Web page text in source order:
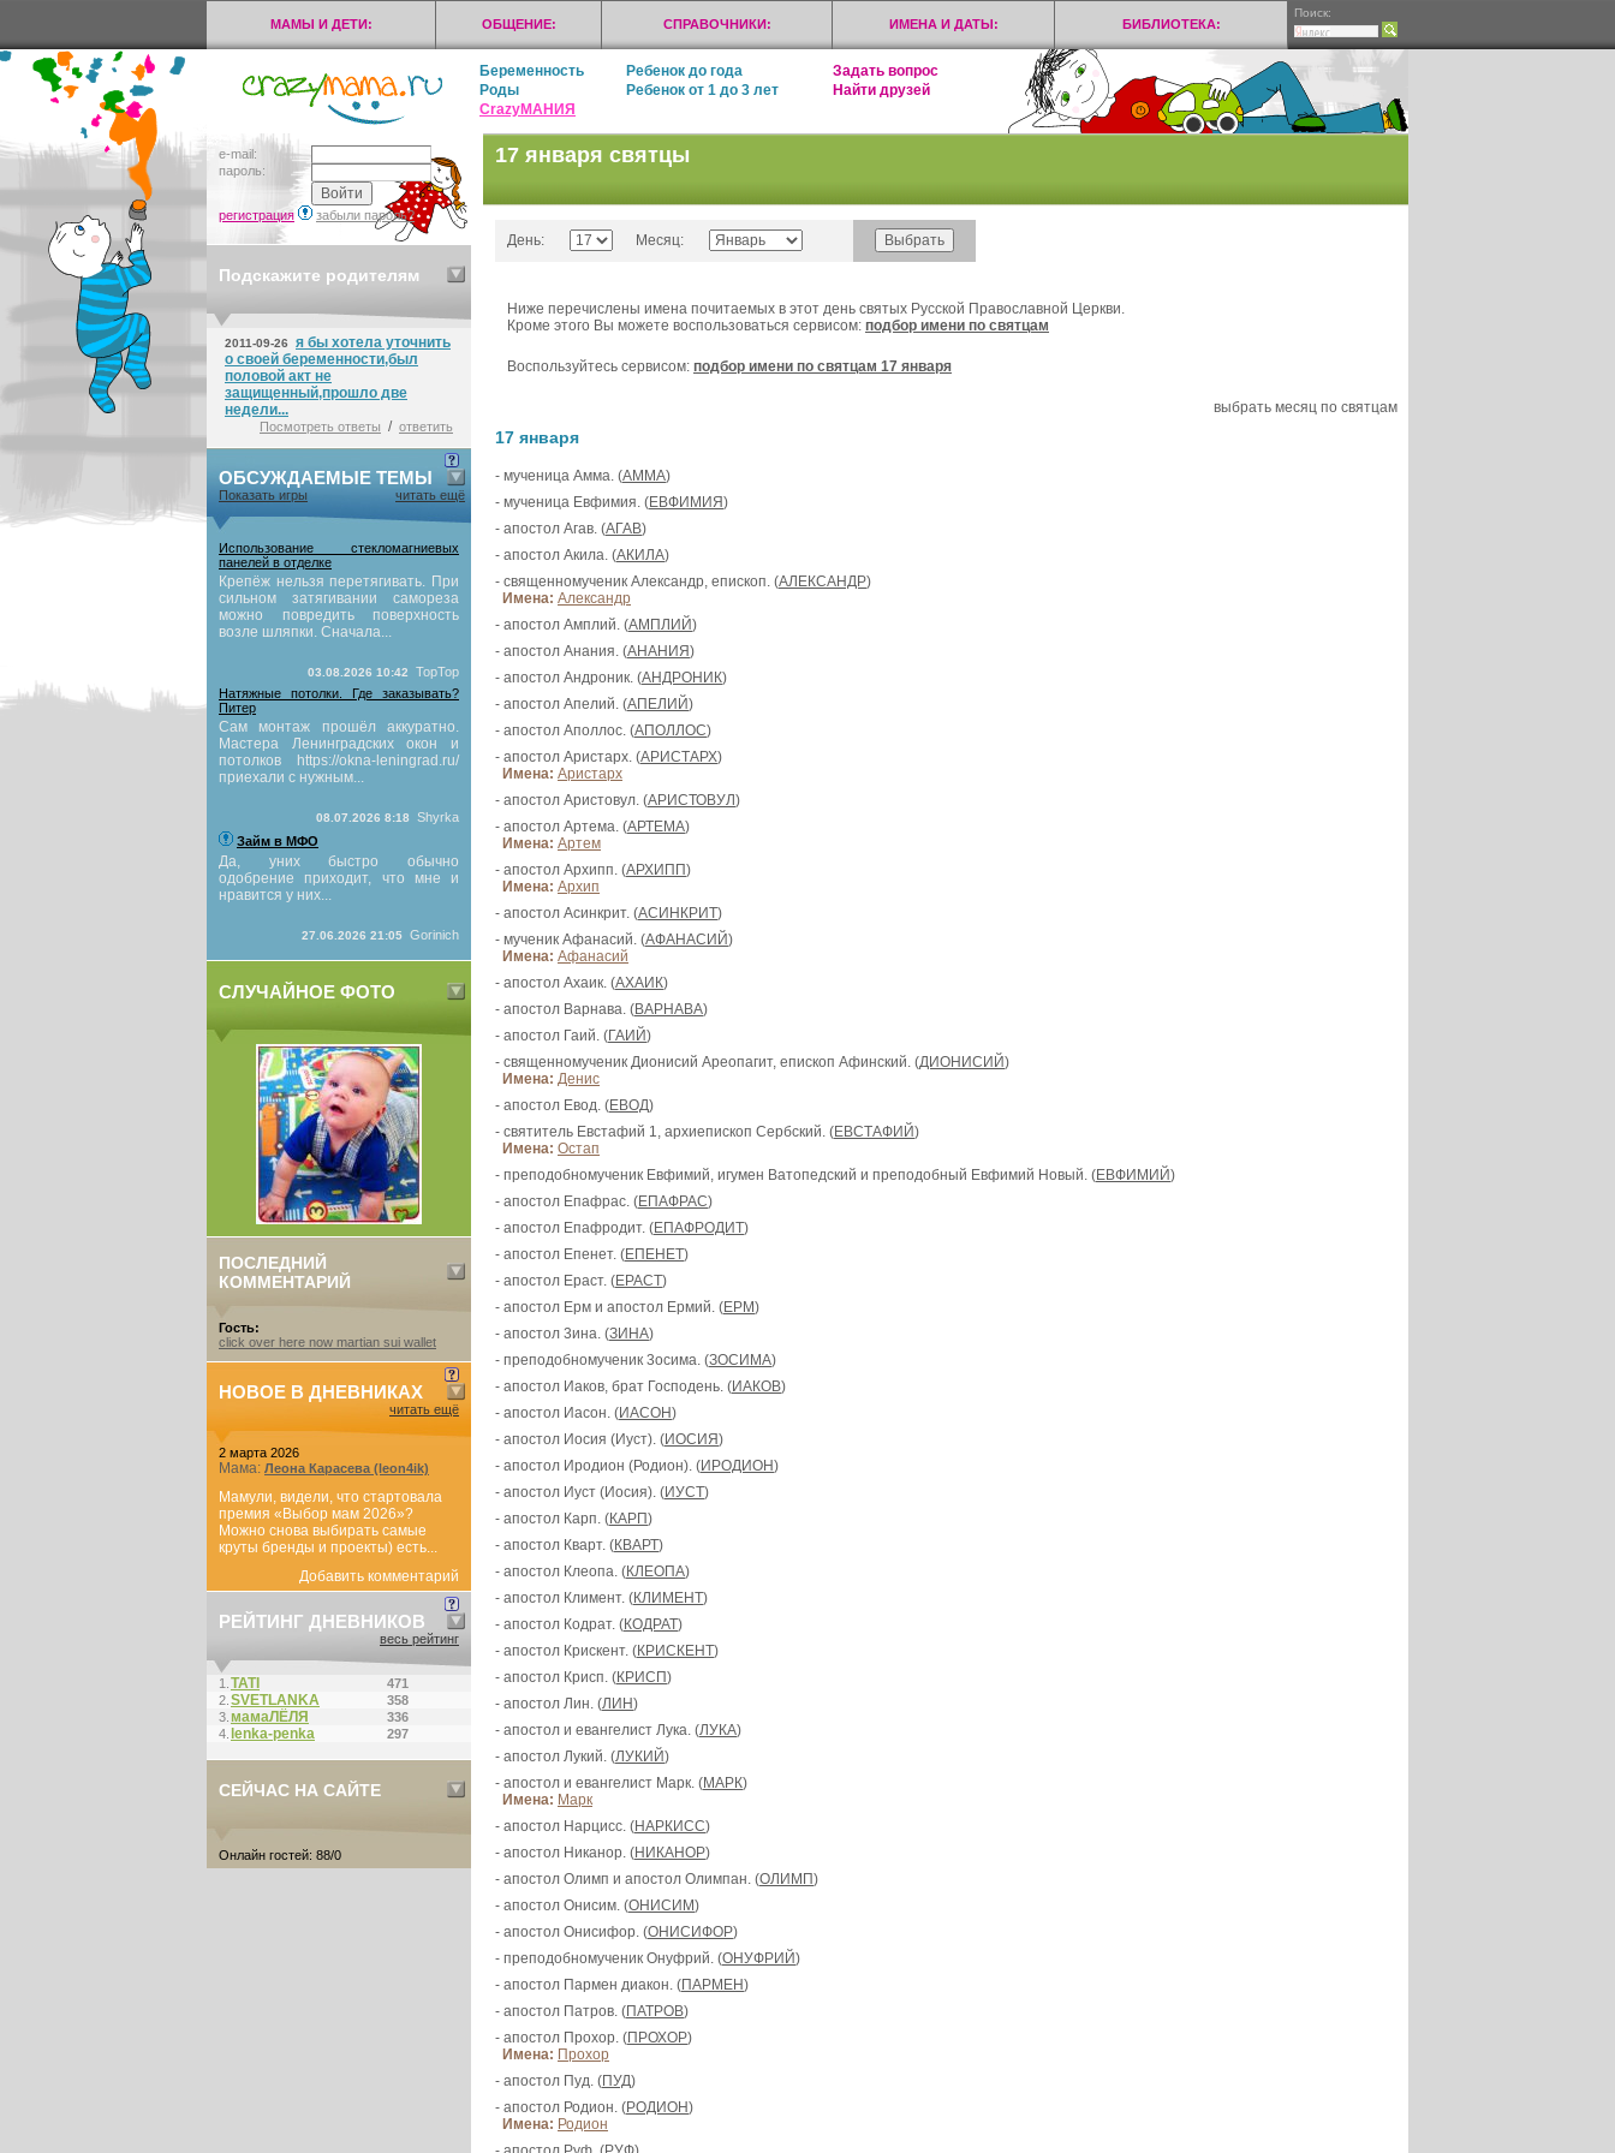
МАМЫ И ДЕТИ: ОБЩЕНИЕ: СПРАВОЧНИКИ: ИМЕНА И ДАТЫ: БИБЛИОТЕКА:
Поиск:
Беременность Ребенок до года
Задать вопрос
Роды
Ребенок от 1 до 3 лет
Найти друзей
CrazyМАНИЯ
e-mail:
пароль:
регистрация забыли пароль?
Подскажите родителям
2011-09-26
я бы хотела уточнить
о своей беременности,был
половой акт не
защищенный,прошло две
недели...
Посмотреть ответы / ответить
ОБСУЖДАЕМЫЕ ТЕМЫ
Показать игры читать ещё
Использование стекломагниевых
панелей в отделке
Крепёж нельзя перетягивать. При
сильном затягивании самореза
можно повредить поверхность
возле шляпки. Сначала...
03.08.2026 10:42
TopTop
Натяжные потолки. Где заказывать?
Питер
Сам монтаж прошёл аккуратно.
Мастера Ленинградских окон и
потолков https://okna-leningrad.ru/
приехали с нужным...
08.07.2026 8:18
Shyrka
Займ в МФО
Да, уних быстро обычно
одобрение приходит, что мне и
нравится у них...
27.06.2026 21:05 Gorinich
СЛУЧАЙНОЕ ФОТО
ПОСЛЕДНИЙ
КОММЕНТАРИЙ
Гость:
click over here now martian sui wallet
НОВОЕ В ДНЕВНИКАХ
читать ещё
2 марта 2026
Мама: Леона Карасева (leon4ik)
Мамули, видели, что стартовала
премия «Выбор мам 2026»?
Можно снова выбирать самые
круты бренды и проекты) есть...
Добавить комментарий
РЕЙТИНГ ДНЕВНИКОВ
весь рейтинг
1. ТАТI
471
2. SVETLANKA
358
3. мамаЛЁЛЯ
336
4. lenka-penka 297
СЕЙЧАС НА САЙТЕ
Онлайн гостей: 88/0
17 января святцы
День: Месяц:
Ниже перечислены имена почитаемых в этот день святых Русской Православной Церкви.
Кроме этого Вы можете воспользоваться сервисом: подбор имени по святцам
Воспользуйтесь сервисом: подбор имени по святцам 17 января
выбрать месяц по святцам
17 января
- мученица Амма. (АММА)
- мученица Евфимия. (ЕВФИМИЯ)
- апостол Агав. (АГАВ)
- апостол Акила. (АКИЛА)
- священномученик Александр, епископ. (АЛЕКСАНДР)
Имена: Александр
- апостол Амплий. (АМПЛИЙ)
- апостол Анания. (АНАНИЯ)
- апостол Андроник. (АНДРОНИК)
- апостол Апелий. (АПЕЛИЙ)
- апостол Аполлос. (АПОЛЛОС)
- апостол Аристарх. (АРИСТАРХ)
Имена: Аристарх
- апостол Аристовул. (АРИСТОВУЛ)
- апостол Артема. (АРТЕМА)
Имена: Артем
- апостол Архипп. (АРХИПП)
Имена: Архип
- апостол Асинкрит. (АСИНКРИТ)
- мученик Афанасий. (АФАНАСИЙ)
Имена: Афанасий
- апостол Ахаик. (АХАИК)
- апостол Варнава. (ВАРНАВА)
- апостол Гаий. (ГАИЙ)
- священномученик Дионисий Ареопагит, епископ Афинский. (ДИОНИСИЙ)
Имена: Денис
- апостол Евод. (ЕВОД)
- святитель Евстафий 1, архиепископ Сербский. (ЕВСТАФИЙ)
Имена: Остап
- преподобномученик Евфимий, игумен Ватопедский и преподобный Евфимий Новый. (ЕВФИМИЙ)
- апостол Епафрас. (ЕПАФРАС)
- апостол Епафродит. (ЕПАФРОДИТ)
- апостол Епенет. (ЕПЕНЕТ)
- апостол Ераст. (ЕРАСТ)
- апостол Ерм и апостол Ермий. (ЕРМ)
- апостол 3ина. (ЗИНА)
- преподобномученик 3осима. (ЗОСИМА)
- апостол Иаков, брат Господень. (ИАКОВ)
- апостол Иасон. (ИАСОН)
- апостол Иосия (Иуст). (ИОСИЯ)
- апостол Иродион (Родион). (ИРОДИОН)
- апостол Иуст (Иосия). (ИУСТ)
- апостол Карп. (КАРП)
- апостол Кварт. (КВАРТ)
- апостол Клеопа. (КЛЕОПА)
- апостол Климент. (КЛИМЕНТ)
- апостол Кодрат. (КОДРАТ)
- апостол Крискент. (КРИСКЕНТ)
- апостол Крисп. (КРИСП)
- апостол Лин. (ЛИН)
- апостол и евангелист Лука. (ЛУКА)
- апостол Лукий. (ЛУКИЙ)
- апостол и евангелист Марк. (МАРК)
Имена: Марк
- апостол Нарцисс. (НАРКИСС)
- апостол Никанор. (НИКАНОР)
- апостол Олимп и апостол Олимпан. (ОЛИМП)
- апостол Онисим. (ОНИСИМ)
- апостол Онисифор. (ОНИСИФОР)
- преподобномученик Онуфрий. (ОНУФРИЙ)
- апостол Пармен диакон. (ПАРМЕН)
- апостол Патров. (ПАТРОВ)
- апостол Прохор. (ПРОХОР)
Имена: Прохор
- апостол Пуд. (ПУД)
- апостол Родион. (РОДИОН)
Имена: Родион